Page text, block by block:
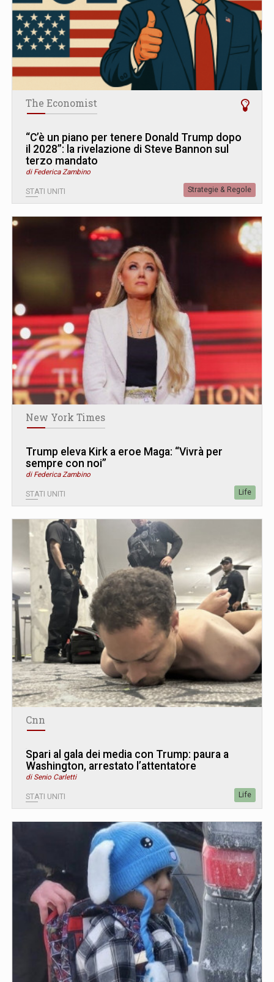
The Economist
“C’è un piano per tenere Donald Trump dopo
il 2028”: la rivelazione di Steve Bannon sul
terzo mandato
di Federica Zambino
STATI UNITI Strategie & Regole
New York Times
Trump eleva Kirk a eroe Maga: “Vivrà per
sempre con noi”
di Federica Zambino
STATI UNITI Life
Cnn
Spari al gala dei media con Trump: paura a
Washington, arrestato l’attentatore
di Senio Carletti
STATI UNITI Life